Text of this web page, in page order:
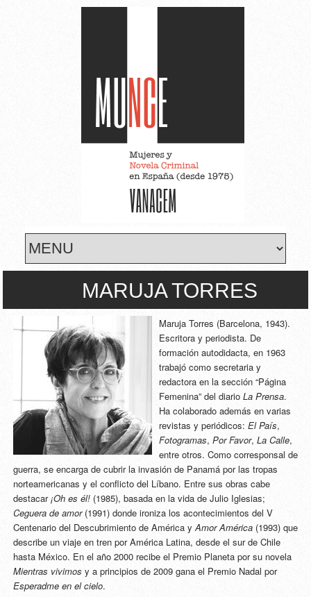
MARUJA TORRES
Maruja Torres (Barcelona, 1943).
Escritora y periodista. De
formación autodidacta, en 1963
trabajó como secretaria y
redactora en la sección “Página
Femenina” del diarioLa Prensa.
Ha colaborado además en varias
revistas y periódicos:El País,
Fotogramas,Por Favor,La Calle,
entre otros. Como corresponsal de
guerra, se encarga de cubrir la invasión de Panamá por las tropas
norteamericanas y el conflicto del Líbano. Entre sus obras cabe
destacar¡Oh es él! (1985), basada en la vida de Julio Iglesias;
Ceguera de amor (1991) donde ironiza los acontecimientos del V
Centenario del Descubrimiento de América yAmor América (1993) que
describe un viaje en tren por América Latina, desde el sur de Chile
hasta México. En el año 2000 recibe el Premio Planeta por su novela
Mientras vivimos y a principios de 2009 gana el Premio Nadal por
Esperadme en el cielo.